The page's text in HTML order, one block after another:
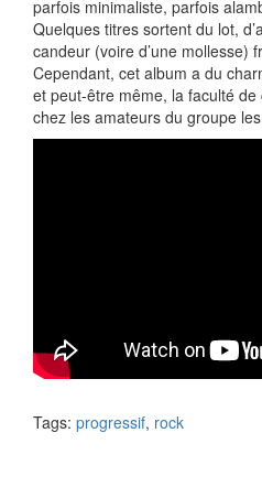
parfois minimaliste, parfois
Quelques titres sortent du lot,
candeur (voire d’une mollesse)
Cependant, cet album a du
et peut-être même, la faculté
chez les amateurs du groupe
Tags: progressif, rock